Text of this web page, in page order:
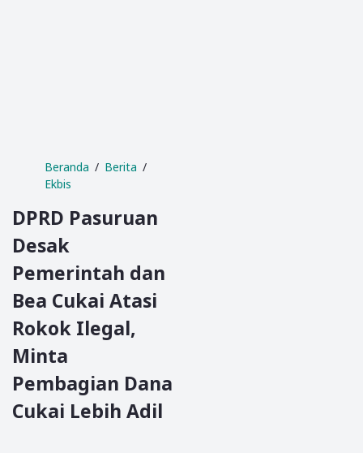
Beranda
Berita
Ekbis
DPRD Pasuruan
Desak
Pemerintah dan
Bea Cukai Atasi
Rokok Ilegal,
Minta
Pembagian Dana
Cukai Lebih Adil